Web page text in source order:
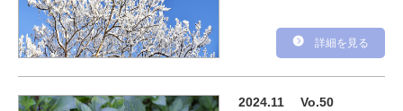
詳細を見る
2024.11 Vo.50